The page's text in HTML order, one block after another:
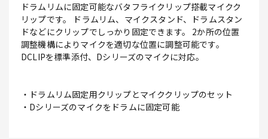
ドラムリムに固定可能なバタフライクリップ搭載マイクク
リップです。 ドラムリム、マイクスタンド、ドラムスタン
ドなどにクリップでしっかり固定できます。 2か所の位置
調整機構によりマイクを適切な位置に調整可能です。
DCLIPを標準添付、Dシリーズのマイクに対応。
・ドラムリム固定用クリップとマイククリップのセット
・Dシリーズのマイクをドラムに固定可能